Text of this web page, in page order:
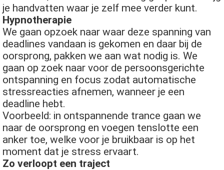
je handvatten waar je zelf mee verder kunt.
Hypnotherapie
We gaan opzoek naar waar deze spanning van
deadlines vandaan is gekomen en daar bij de
oorsprong, pakken we aan wat nodig is. We
gaan op zoek naar voor de persoonsgerichte
ontspanning en focus zodat automatische
stressreacties afnemen, wanneer je een
deadline hebt.
Voorbeeld: in ontspannende trance gaan we
naar de oorsprong en voegen tenslotte een
anker toe, welke voor je bruikbaar is op het
moment dat je stress ervaart.
Zo verloopt een traject